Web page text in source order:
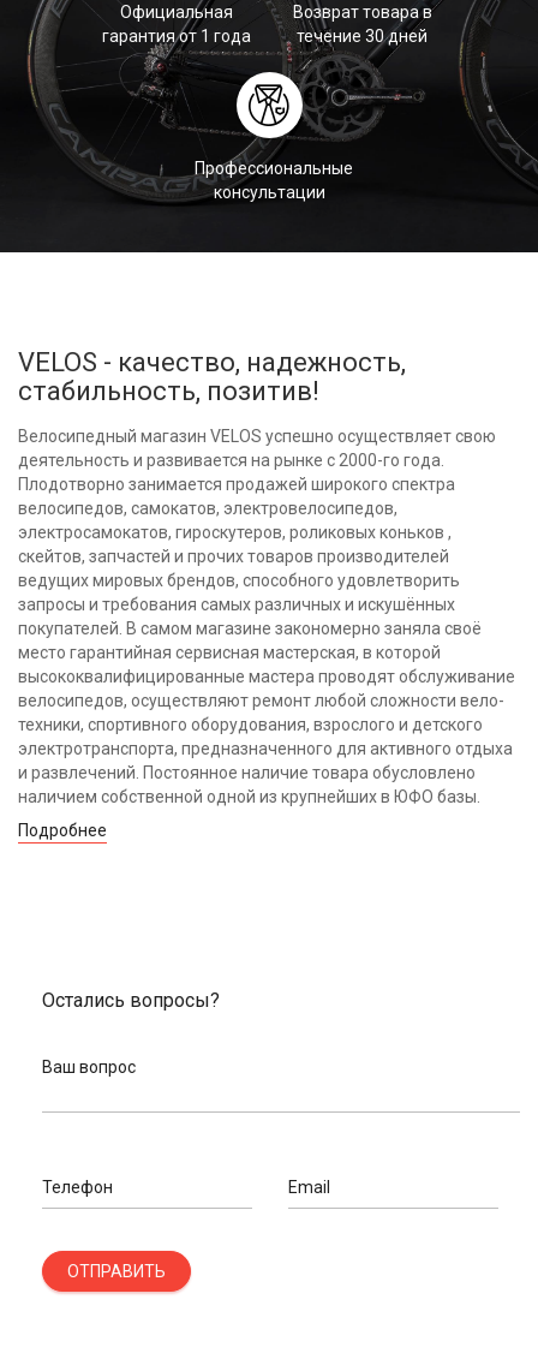
Официальная
гарантия от 1 года
Возврат товара в
течение 30 дней
Профессиональные
консультации
VELOS - качество, надежность,
стабильность, позитив!
Велосипедный магазин VELOS успешно осуществляет свою
деятельность и развивается на рынке с 2000-го года.
Плодотворно занимается продажей широкого спектра
велосипедов, самокатов, электровелосипедов,
электросамокатов, гироскутеров, роликовых коньков ,
скейтов, запчастей и прочих товаров производителей
ведущих мировых брендов, способного удовлетворить
запросы и требования самых различных и искушённых
покупателей. В самом магазине закономерно заняла своё
место гарантийная сервисная мастерская, в которой
высококвалифицированные мастера проводят обслуживание
велосипедов, осуществляют ремонт любой сложности вело-
техники, спортивного оборудования, взрослого и детского
электротранспорта, предназначенного для активного отдыха
и развлечений. Постоянное наличие товара обусловлено
наличием собственной одной из крупнейших в ЮФО базы.
Подробнее
Остались вопросы?
Ваш вопрос
Телефон Email
ОТПРАВИТЬ